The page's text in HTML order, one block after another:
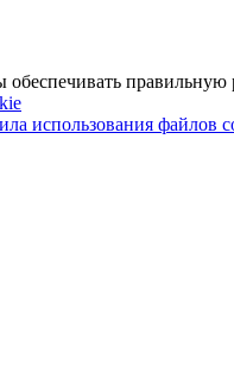
правильную
использования файлов